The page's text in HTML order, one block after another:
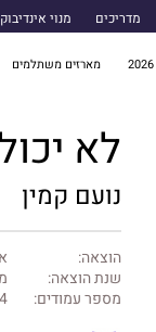
מדריכים מנוי אינדיבוק
מארזים משתלמים
לא
נועם קמין
הוצאה:
שנת הוצאה:
מספר עמודים: